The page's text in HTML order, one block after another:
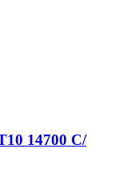
14700 C/